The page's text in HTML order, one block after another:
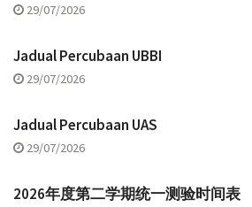
29/07/2026
Jadual Percubaan UBBI
29/07/2026
Jadual Percubaan UAS
29/07/2026
2026年度第二学期统一测验时间表